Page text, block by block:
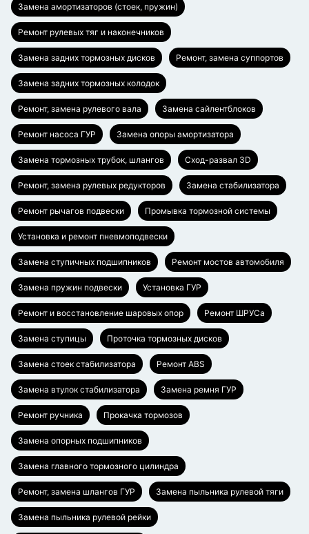
Замена амортизаторов (стоек, пружин)
Ремонт рулевых тяг и наконечников
Замена задних тормозных дисков Ремонт, замена суппортов
Замена задних тормозных колодок
Ремонт, замена рулевого вала Замена сайлентблоков
Ремонт насоса ГУР Замена опоры амортизатора
Замена тормозных трубок, шлангов Сход-развал 3D
Ремонт, замена рулевых редукторов Замена стабилизатора
Ремонт рычагов подвески Промывка тормозной системы
Установка и ремонт пневмоподвески
Замена ступичных подшипников Ремонт мостов автомобиля
Замена пружин подвески Установка ГУР
Ремонт и восстановление шаровых опор Ремонт ШРУСа
Замена ступицы Проточка тормозных дисков
Замена стоек стабилизатора Ремонт ABS
Замена втулок стабилизатора Замена ремня ГУР
Ремонт ручника Прокачка тормозов
Замена опорных подшипников
Замена главного тормозного цилиндра
Ремонт, замена шлангов ГУР Замена пыльника рулевой тяги
Замена пыльника рулевой рейки